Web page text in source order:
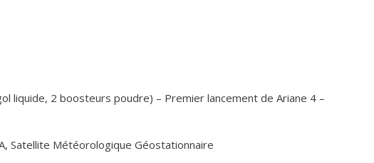
liquide, 2 boosteurs poudre) – Premier lancement de Ariane 4 –
Satellite Météorologique Géostationnaire